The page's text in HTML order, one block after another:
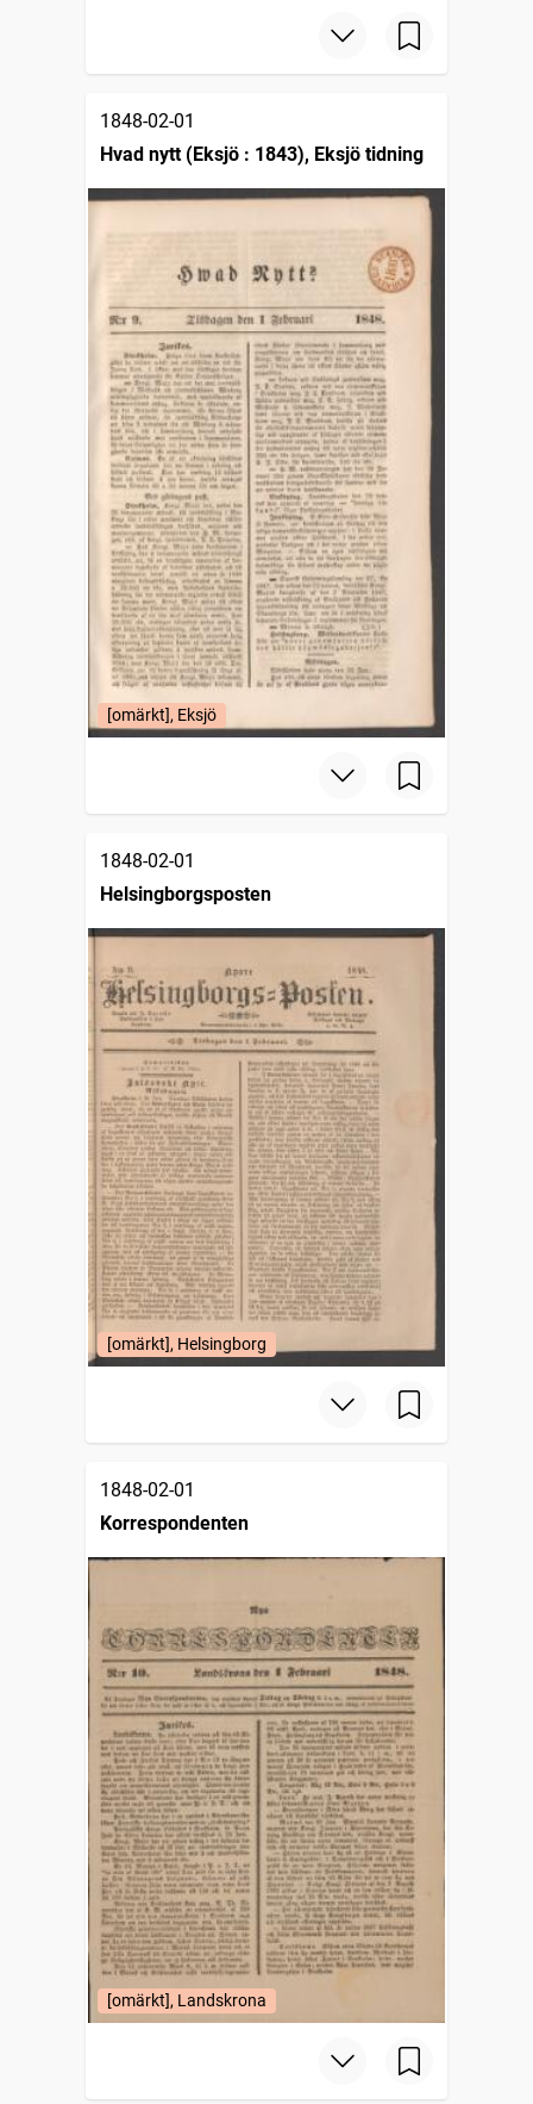
1848-02-01
Hvad nytt (Eksjö : 1843), Eksjö tidning
[omärkt], Eksjö
1848-02-01
Helsingborgsposten
[omärkt], Helsingborg
1848-02-01
Korrespondenten
[omärkt], Landskrona